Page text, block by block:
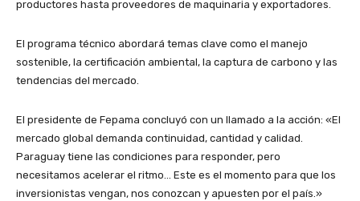
productores hasta proveedores de maquinaria y exportadores.
El programa técnico abordará temas clave como el manejo
sostenible, la certificación ambiental, la captura de carbono y las
tendencias del mercado.
El presidente de Fepama concluyó con un llamado a la acción: «El
mercado global demanda continuidad, cantidad y calidad.
Paraguay tiene las condiciones para responder, pero
necesitamos acelerar el ritmo… Este es el momento para que los
inversionistas vengan, nos conozcan y apuesten por el país.»